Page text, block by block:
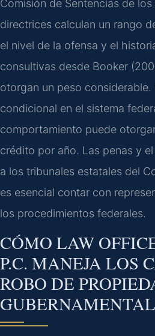
Comisión de Sentencias de
directrices calculan un rango
el nivel de la ofensa y el
consultivas desde Booker
otorgan un peso
condicional en el sistema
comportamiento puede
crédito por año. Las penas y
a los tribunales estatales del
es esencial contar con
los procedimientos federales.
CÓMO LAW
P.C. MANEJA LOS
ROBO DE
GUBERNAMENTAL